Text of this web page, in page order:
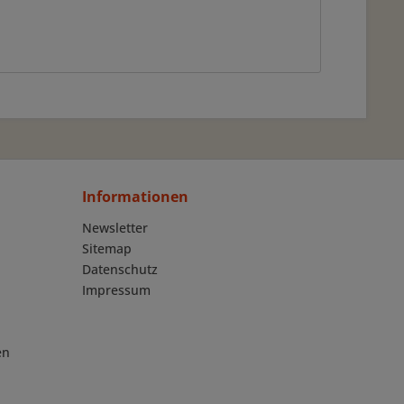
Informationen
Newsletter
Sitemap
Datenschutz
Impressum